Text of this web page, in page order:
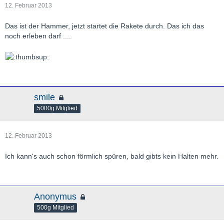
12. Februar 2013
Das ist der Hammer, jetzt startet die Rakete durch. Das ich das
noch erleben darf ....
smile
5000g Mitglied
12. Februar 2013
Ich kann's auch schon förmlich spüren, bald gibts kein Halten mehr.
Anonymus
500g Mitglied